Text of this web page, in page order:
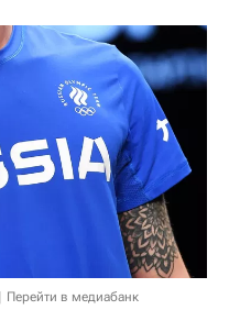
Перейти в медиабанк